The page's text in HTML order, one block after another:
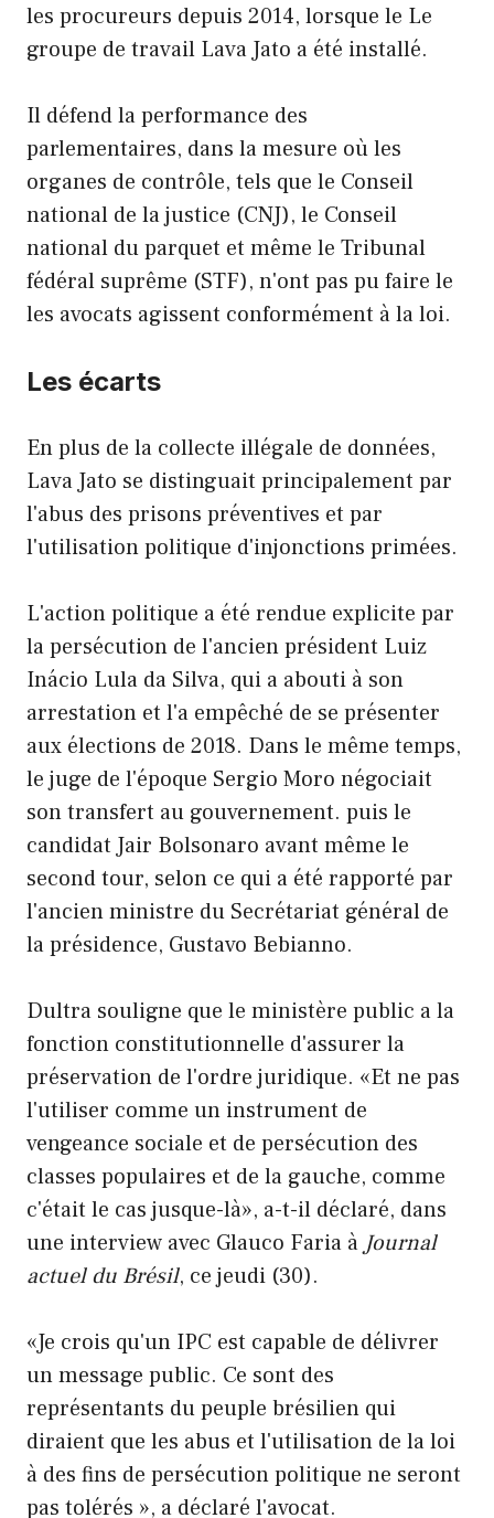
les procureurs depuis 2014, lorsque le Le
groupe de travail Lava Jato a été installé.
Il défend la performance des
parlementaires, dans la mesure où les
organes de contrôle, tels que le Conseil
national de la justice (CNJ), le Conseil
national du parquet et même le Tribunal
fédéral suprême (STF), n'ont pas pu faire le
les avocats agissent conformément à la loi.
Les écarts
En plus de la collecte illégale de données,
Lava Jato se distinguait principalement par
l'abus des prisons préventives et par
l'utilisation politique d'injonctions primées.
L'action politique a été rendue explicite par
la persécution de l'ancien président Luiz
Inácio Lula da Silva, qui a abouti à son
arrestation et l'a empêché de se présenter
aux élections de 2018. Dans le même temps,
le juge de l'époque Sergio Moro négociait
son transfert au gouvernement. puis le
candidat Jair Bolsonaro avant même le
second tour, selon ce qui a été rapporté par
l'ancien ministre du Secrétariat général de
la présidence, Gustavo Bebianno.
Dultra souligne que le ministère public a la
fonction constitutionnelle d'assurer la
préservation de l'ordre juridique. «Et ne pas
l'utiliser comme un instrument de
vengeance sociale et de persécution des
classes populaires et de la gauche, comme
c'était le cas jusque-là», a-t-il déclaré, dans
une interview avec Glauco Faria à Journal
actuel du Brésil, ce jeudi (30).
«Je crois qu'un IPC est capable de délivrer
un message public. Ce sont des
représentants du peuple brésilien qui
diraient que les abus et l'utilisation de la loi
à des fins de persécution politique ne seront
pas tolérés », a déclaré l'avocat.